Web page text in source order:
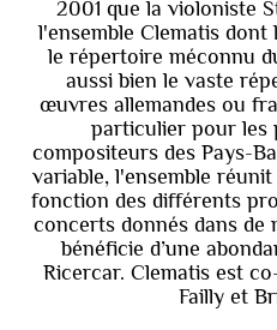
2001 que la violoniste
l'ensemble Clematis
le répertoire méconnu
aussi bien le vaste
œuvres allemandes ou
particulier pour les
compositeurs des Pays-
variable, l'ensemble
fonction des différents
concerts donnés dans de
bénéficie d’une
Ricercar. Clematis est
Failly et